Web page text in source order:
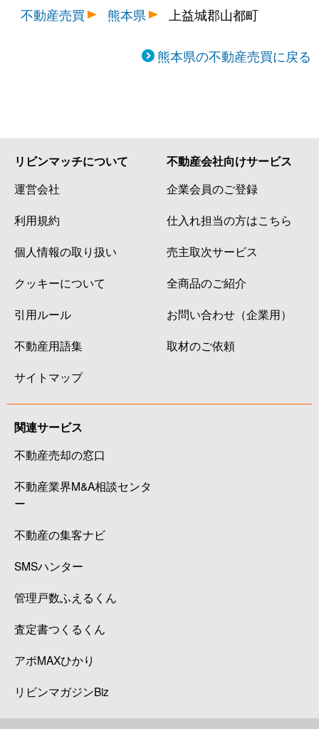
不動産売買
熊本県 上益城郡山都町
熊本県の不動産売買に戻る
リビンマッチについて
運営会社
利用規約
個人情報の取り扱い
クッキーについて
引用ルール
不動産用語集
サイトマップ
不動産会社向けサービス
企業会員のご登録
仕入れ担当の方はこちら
売主取次サービス
全商品のご紹介
お問い合わせ（企業用）
取材のご依頼
関連サービス
不動産売却の窓口
不動産業界M&A相談センタ
ー
不動産の集客ナビ
SMSハンター
管理戸数ふえるくん
査定書つくるくん
アポMAXひかり
リビンマガジンBiz